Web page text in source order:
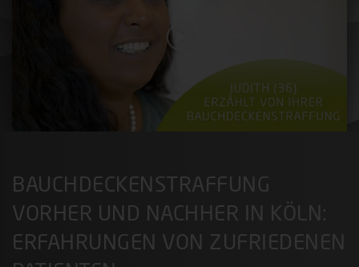
BAUCHDECKENSTRAFFUNG
VORHER UND NACHHER IN KÖLN:
ERFAHRUNGEN VON ZUFRIEDENEN